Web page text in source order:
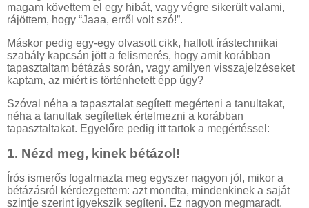
magam követtem el egy hibát, vagy végre sikerült valami,
rájöttem, hogy “Jaaa, erről volt szó!”.
Máskor pedig egy-egy olvasott cikk, hallott írástechnikai
szabály kapcsán jött a felismerés, hogy amit korábban
tapasztaltam bétázás során, vagy amilyen visszajelzéseket
kaptam, az miért is történhetett épp úgy?
Szóval néha a tapasztalat segített megérteni a tanultakat,
néha a tanultak segítettek értelmezni a korábban
tapasztaltakat. Egyelőre pedig itt tartok a megértéssel:
1. Nézd meg, kinek bétázol!
Írós ismerős fogalmazta meg egyszer nagyon jól, mikor a
bétázásról kérdezgettem: azt mondta, mindenkinek a saját
szintje szerint igyekszik segíteni. Ez nagyon megmaradt.